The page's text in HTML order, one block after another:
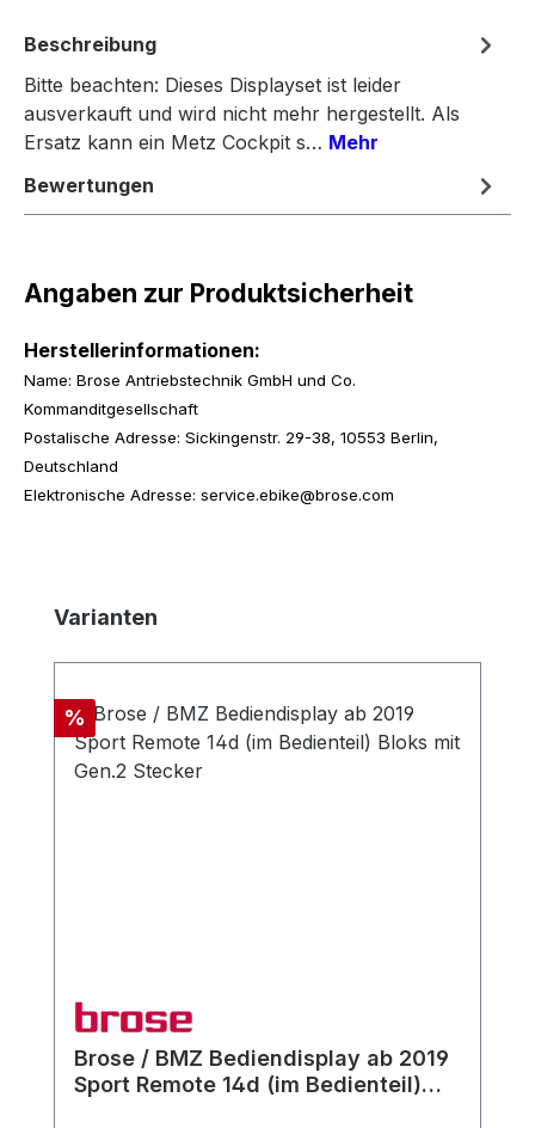
Beschreibung
Bitte beachten: Dieses Displayset ist leider
ausverkauft und wird nicht mehr hergestellt. Als
Ersatz kann ein Metz Cockpit s… Mehr
Bewertungen
Angaben zur Produktsicherheit
Herstellerinformationen:
Name: Brose Antriebstechnik GmbH und Co.
Kommanditgesellschaft
Postalische Adresse: Sickingenstr. 29-38, 10553 Berlin,
Deutschland
Elektronische Adresse: service.ebike@brose.com
Produktgalerie überspringen
Varianten
Rabatt
%
Brose / BMZ Bediendisplay ab 2019
Sport Remote 14d (im Bedienteil)